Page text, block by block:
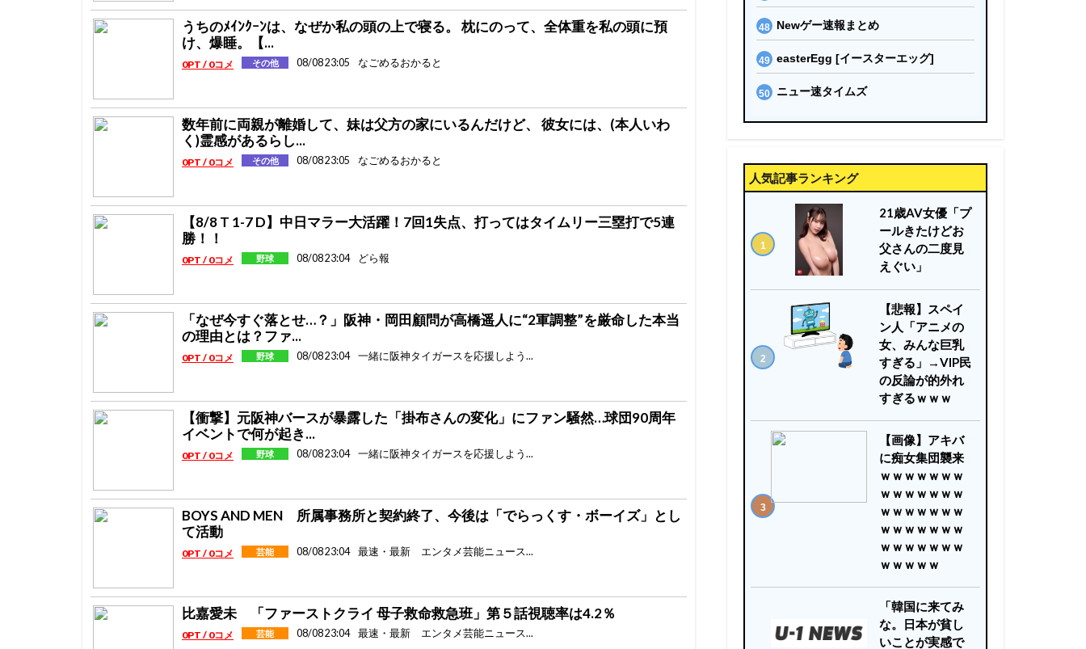
うちのﾒｲﾝｸｰﾝは、なぜか私の頭の上で寝る。 枕にのって、全体重を私の頭に預
け、爆睡。【...
0PT / 0コメ その他 08/08 23:05 なごめるおかると
数年前に両親が離婚して、妹は父方の家にいるんだけど、 彼女には、(本人いわ
く)霊感があるらし...
0PT / 0コメ その他 08/08 23:05 なごめるおかると
【8/8 T 1-7 D】中日マラー大活躍！7回1失点、打ってはタイムリー三塁打で5連
勝！！
0PT / 0コメ 野球 08/08 23:04 どら報
「なぜ今すぐ落とせ…？」阪神・岡田顧問が高橋遥人に“2軍調整”を厳命した本当
の理由とは？ファ...
0PT / 0コメ 野球 08/08 23:04 一緒に阪神タイガースを応援しよう...
【衝撃】元阪神バースが暴露した「掛布さんの変化」にファン騒然…球団90周年
イベントで何が起き...
0PT / 0コメ 野球 08/08 23:04 一緒に阪神タイガースを応援しよう...
BOYS AND MEN 所属事務所と契約終了、今後は「でらっくす・ボーイズ」とし
て活動
0PT / 0コメ 芸能 08/08 23:04 最速・最新 エンタメ芸能ニュース...
比嘉愛未 「ファーストクライ 母子救命救急班」第５話視聴率は4.2％
0PT / 0コメ 芸能 08/08 23:04 最速・最新 エンタメ芸能ニュース...
Newゲー速報まとめ
easterEgg [イースターエッグ]
ニュー速タイムズ
人気記事ランキング
21歳AV女優「プ
ールきたけどお
父さんの二度見
えぐい」
【悲報】スペイ
ン人「アニメの
女、みんな巨乳
すぎる」→VIP民
の反論が的外れ
すぎるｗｗｗ
【画像】アキバ
に痴女集団襲来
ｗｗｗｗｗｗｗ
ｗｗｗｗｗｗｗ
ｗｗｗｗｗｗｗ
ｗｗｗｗｗｗｗ
ｗｗｗｗｗｗｗ
ｗｗｗｗｗ
「韓国に来てみ
な。日本が貧し
いことが実感で